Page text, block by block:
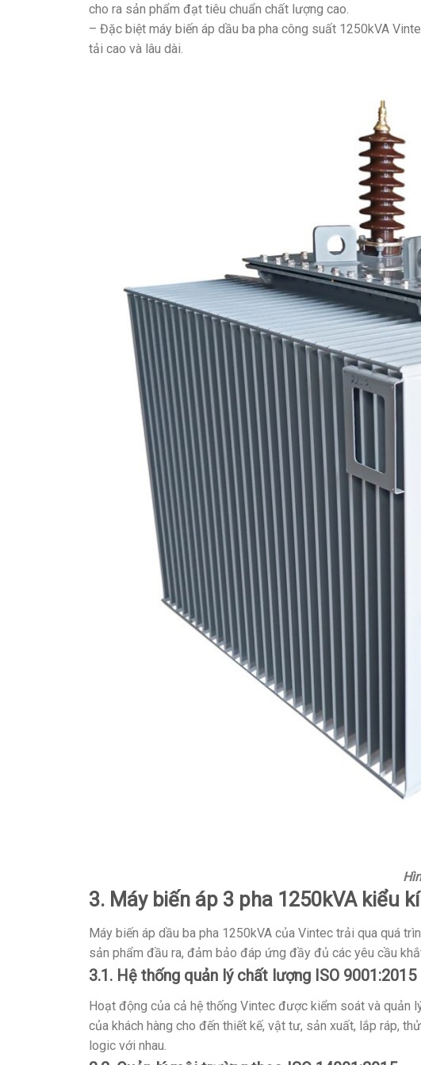
cho ra sản phẩm đạt tiêu chuẩn chất lượng cao.
– Đặc biệt máy biến áp dầu ba pha công suất 1250kVA
tải cao và lâu dài.
3. Máy biến áp 3 pha 1250kVA kiểu
Máy biến áp dầu ba pha 1250kVA của Vintec trải qua quá
sản phẩm đầu ra, đảm bảo đáp ứng đầy đủ các yêu cầu
3.1. Hệ thống quản lý chất lượng ISO 9001:2015
Hoạt động của cả hệ thống Vintec được kiểm soát và
của khách hàng cho đến thiết kế, vật tư, sản xuất, lắp ráp,
logic với nhau.